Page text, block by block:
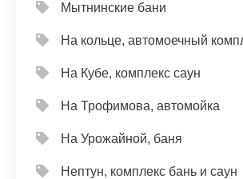
Мытнинские бани
На кольце, автомоечный
На Кубе, комплекс саун
На Трофимова, автомойка
На Урожайной, баня
Нептун, комплекс бань и саун